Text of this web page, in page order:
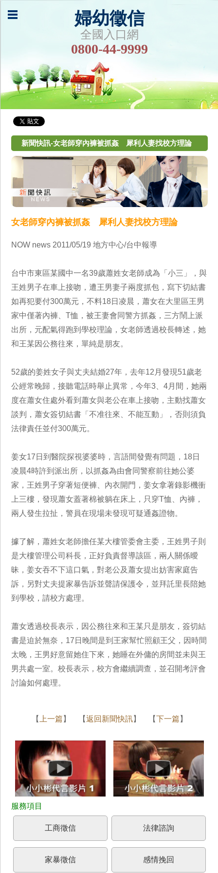
婦幼徵信
全國入口網
0800-44-9999
新聞快訊-女老師穿內褲被抓姦 犀利人妻找校方理論
女老師穿內褲被抓姦 犀利人妻找校方理論
NOW news 2011/05/19 地方中心/台中報導
台中市東區某國中一名39歲蕭姓女老師成為「小三」，與
王姓男子在車上接吻，遭王男妻子兩度抓包，寫下切結書
如再犯要付300萬元，不料18日凌晨，蕭女在大里區王男
家中僅著內褲、T恤，被王妻會同警方抓姦，三方鬧上派
出所，元配氣得跑到學校理論，女老師透過校長轉述，她
和王某因公務往來，單純是朋友。
52歲的姜姓女子與丈夫結婚27年，去年12月發現51歲老
公經常晚歸，接聽電話時舉止異常，今年3、4月間，她兩
度在蕭女住處外看到蕭女與老公在車上接吻，主動找蕭女
談判，蕭女簽切結書「不准往來、不能互動」，否則須負
法律責任並付300萬元。
姜女17日到醫院探視婆婆時，言語間發覺有問題，18日
凌晨4時許到派出所，以抓姦為由會同警察前往她公婆
家，王姓男子穿著短便褲、內衣開門，姜女拿著錄影機衝
上三樓，發現蕭女蓋著棉被躺在床上，只穿T恤、內褲，
兩人發生拉扯，警員在現場未發現可疑通姦證物。
據了解，蕭姓女老師擔任某大樓管委會主委，王姓男子則
是大樓管理公司科長，正好負責督導該區，兩人關係曖
昧，姜女吞不下這口氣，對老公及蕭女提出妨害家庭告
訴，另對丈夫提家暴告訴並聲請保護令，並拜託里長陪她
到學校，請校方處理。
蕭女透過校長表示，因公務往來和王某只是朋友，簽切結
書是迫於無奈，17日晚間是到王家幫忙照顧王父，因時間
太晚，王男好意留她住下來，她睡在外傭的房間並未與王
男共處一室。校長表示，校方會繼續調查，並召開考評會
討論如何處理。
【 上一篇 】 【返回新聞快訊】 【下一篇 】
工商徵信 法律諮詢
家暴徵信 感情挽回